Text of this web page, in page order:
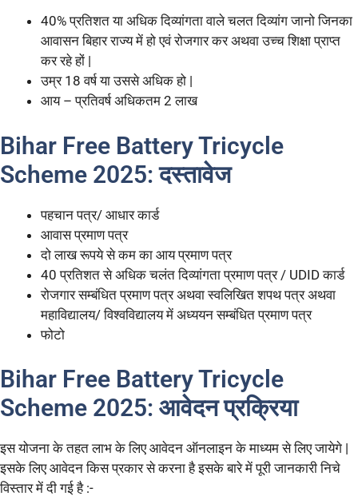
40% प्रतिशत या अधिक दिव्यांगता वाले चलत दिव्यांग जानो जिनका
आवासन बिहार राज्य में हो एवं रोजगार कर अथवा उच्च शिक्षा प्राप्त
कर रहे हों |
उम्र 18 वर्ष या उससे अधिक हो |
आय – प्रतिवर्ष अधिकतम 2 लाख
Bihar Free Battery Tricycle
Scheme 2025: दस्तावेज
पहचान पत्र/ आधार कार्ड
आवास प्रमाण पत्र
दो लाख रूपये से कम का आय प्रमाण पत्र
40 प्रतिशत से अधिक चलंत दिव्यांगता प्रमाण पत्र / UDID कार्ड
रोजगार सम्बंधित प्रमाण पत्र अथवा स्वलिखित शपथ पत्र अथवा
महाविद्यालय/ विश्वविद्यालय में अध्ययन सम्बंधित प्रमाण पत्र
फोटो
Bihar Free Battery Tricycle
Scheme 2025: आवेदन प्रक्रिया
इस योजना के तहत लाभ के लिए आवेदन ऑनलाइन के माध्यम से लिए जायेगे |
इसके लिए आवेदन किस प्रकार से करना है इसके बारे में पूरी जानकारी निचे
विस्तार में दी गई है :-